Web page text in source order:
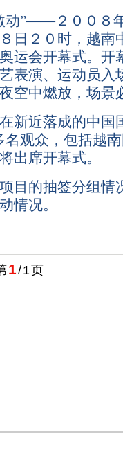
”——２００８
日２０时，越南
运会开幕式。开
表演、运动员入
空中燃放，场景
近落成的中国
观众，包括越
出席开幕式。
的抽签分组情
情况。
1/1页